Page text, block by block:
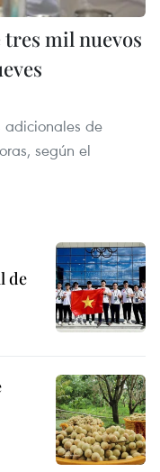
mil nuevos
adicionales de
según el
de